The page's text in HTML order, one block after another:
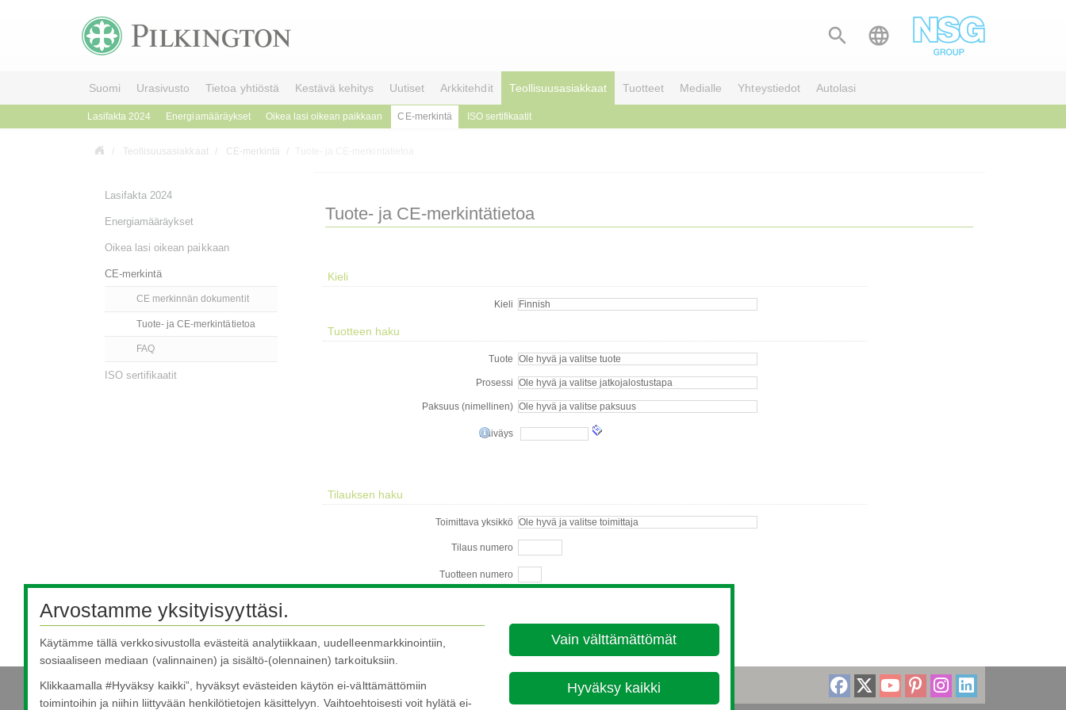
 
Suomi Urasivusto Tietoa yhtiöstä Kestävä kehitys Uutiset Arkkitehdit Teollisuusasiakkaat Tuotteet Medialle Yhteystiedot Autolasi
Lasifakta 2024 Energiamääräykset Oikea lasi oikean paikkaan CE-merkintä ISO sertifikaatit
Teollisuusasiakkaat CE-merkintä
Tuote- ja CE-merkintätietoa
Lasifakta 2024
Energiamääräykset
Oikea lasi oikean paikkaan
CE-merkintä
CE merkinnän dokumentit
Tuote- ja CE-merkintätietoa
FAQ
ISO sertifikaatit
Arvostamme yksityisyyttäsi.
Käytämme tällä verkkosivustolla evästeitä analytiikkaan, uudelleenmarkkinointiin,
sosiaaliseen mediaan (valinnainen) ja sisältö-(olennainen) tarkoituksiin.
Klikkaamalla #Hyväksy kaikki”, hyväksyt evästeiden käytön ei-välttämättömiin
toimintoihin ja niihin liittyvään henkilötietojen käsittelyyn. Vaihtoehtoisesti voit hylätä ei-
Vain välttämättömät
Hyväksy kaikki